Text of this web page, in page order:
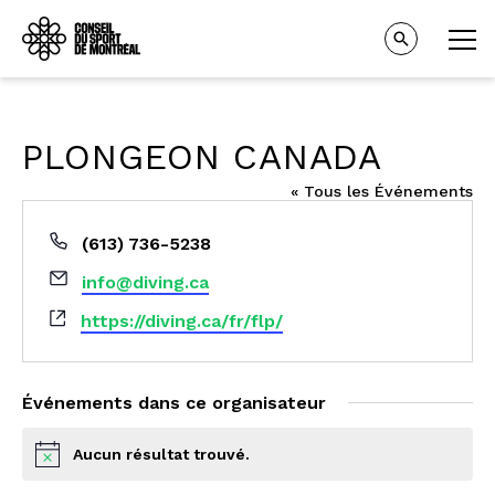
PLONGEON CANADA
« Tous les Événements
Téléphone
(613) 736-5238
Email
info@diving.ca
Site
https://diving.ca/fr/flp/
Événements dans ce organisateur
NoticeAucun résultat trouvé.